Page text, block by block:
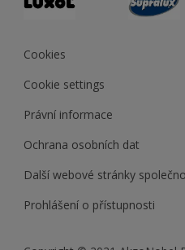
Cookies
Cookie settings
Právní informace
Ochrana osobních dat
Další webové stránky
Prohlášení o přístupnosti